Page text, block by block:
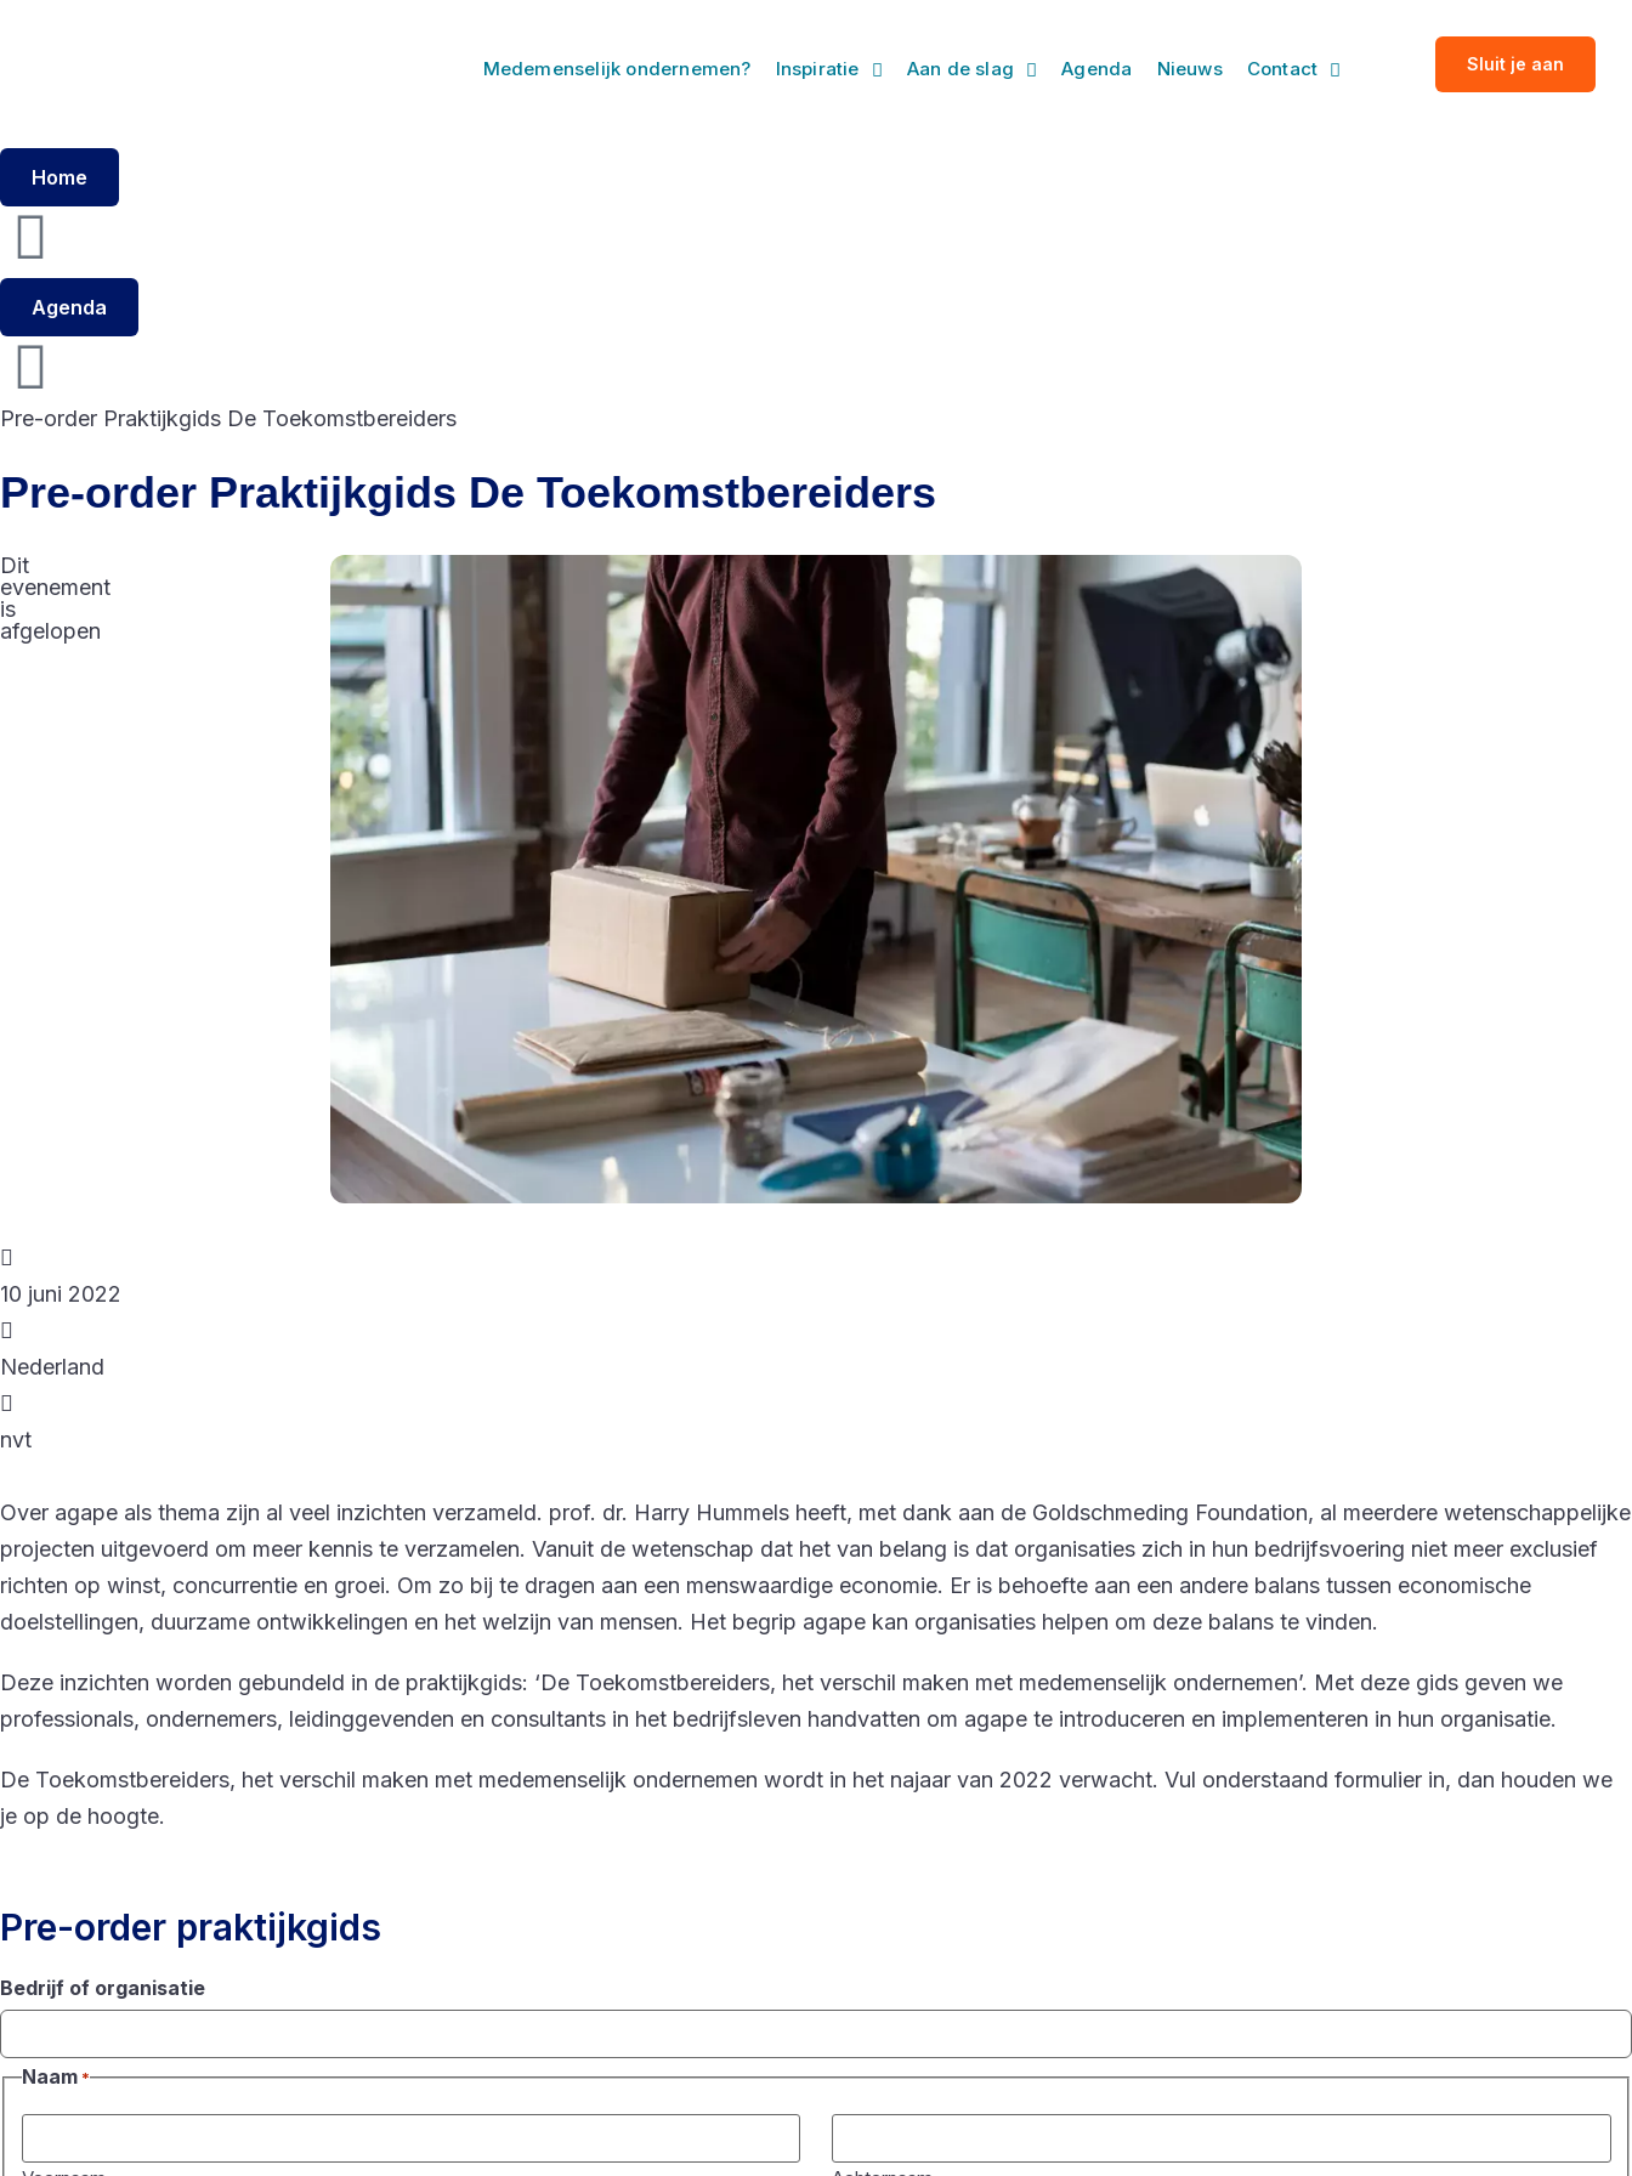
Medemenselijk ondernemen? Inspiratie Aan de slag Agenda Nieuws Contact Sluit je aan
Home
Agenda
Pre-order Praktijkgids De Toekomstbereiders
Pre-order Praktijkgids De Toekomstbereiders
Dit
evenement
is
afgelopen
10 juni 2022
Nederland
nvt
Over agape als thema zijn al veel inzichten verzameld. prof. dr. Harry Hummels heeft, met dank aan de Goldschmeding Foundation, al meerdere wetenschappelijke
projecten uitgevoerd om meer kennis te verzamelen. Vanuit de wetenschap dat het van belang is dat organisaties zich in hun bedrijfsvoering niet meer exclusief
richten op winst, concurrentie en groei. Om zo bij te dragen aan een menswaardige economie. Er is behoefte aan een andere balans tussen economische
doelstellingen, duurzame ontwikkelingen en het welzijn van mensen. Het begrip agape kan organisaties helpen om deze balans te vinden.
Deze inzichten worden gebundeld in de praktijkgids: ‘De Toekomstbereiders, het verschil maken met medemenselijk ondernemen’. Met deze gids geven we
professionals, ondernemers, leidinggevenden en consultants in het bedrijfsleven handvatten om agape te introduceren en implementeren in hun organisatie.
De Toekomstbereiders, het verschil maken met medemenselijk ondernemen wordt in het najaar van 2022 verwacht. Vul onderstaand formulier in, dan houden we
je op de hoogte.
Pre-order praktijkgids
Bedrijf of organisatie
Naam *